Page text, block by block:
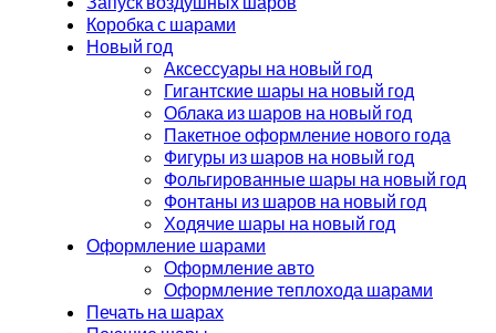
Коробка с шарами
Новый год
Аксессуары на новый год
Гигантские шары на новый год
Облака из шаров на новый год
Пакетное оформление нового года
Фигуры из шаров на новый год
Фольгированные шары на новый год
Фонтаны из шаров на новый год
Ходячие шары на новый год
Оформление шарами
Оформление авто
Оформление теплохода шарами
Печать на шарах